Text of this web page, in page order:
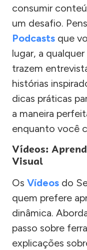
consumir
um desafio.
Podcasts que
lugar, a
trazem
histórias
dicas práticas
a maneira
enquanto você
Vídeos:
Visual
Os Vídeos do
quem prefere
dinâmica.
passo sobre
explicações